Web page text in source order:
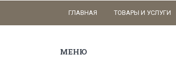
ГЛАВНАЯ ТОВАРЫ И УСЛУГИ